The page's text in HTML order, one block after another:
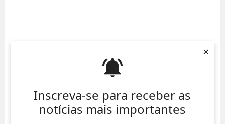
Inscreva-se para receber as
notícias mais importantes
×